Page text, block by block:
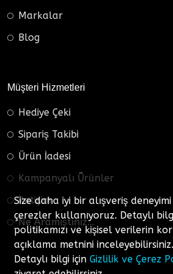
Markalar
Blog
Müşteri Hizmetleri
Hediye Çeki
Sipariş Takibi
Ürün İadesi
Kampanyalı Ürünler
İletişim
Ne Aramıştınız…
Size daha iyi bir alışveriş
çerezler kullanıyoruz. Detaylı
politikamızı ve kişisel verilerin
açıklama metnini inceleyebilirsiniz.
Detaylı bilgi için Gizlilik ve Çerez